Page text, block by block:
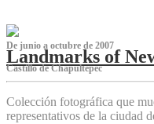
De junio a octubre de 2007
Landmarks of
Castillo de Chapultepec
Colección fotográfica que
representativos de la ciudad